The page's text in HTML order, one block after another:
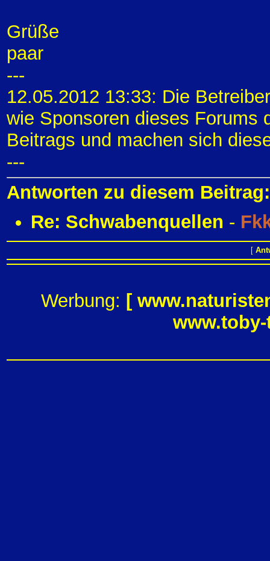
Grüße
paar
---
12.05.2012 13:33: Die
wie Sponsoren dieses Forums
Beitrags und machen sich
---
Antworten zu diesem Beitrag:
Re: Schwabenquellen -
[
Werbung: [